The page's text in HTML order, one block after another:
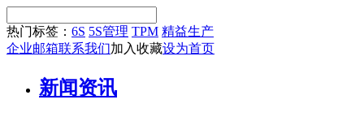
热门标签： 6S 5S管理 TPM 精益生产
企业邮箱联系我们加入收藏设为首页
新闻资讯